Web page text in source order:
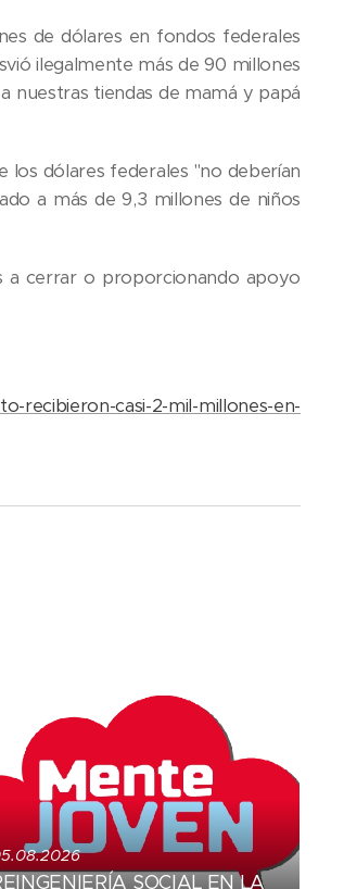
de dólares en fondos federales
ilegalmente más de 90 millones
nuestras tiendas de mamá y papá
los dólares federales "no deberían
a más de 9,3 millones de niños
a cerrar o proporcionando apoyo
recibieron-casi-2-mil-millones-en-
SOCIAL EN LA